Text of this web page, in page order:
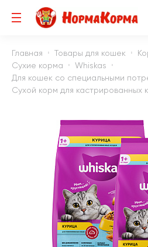
Главная Товары для кошек
Сухие корма
Whiskas
Для кошек со специальными
Сухой корм для кастрированных